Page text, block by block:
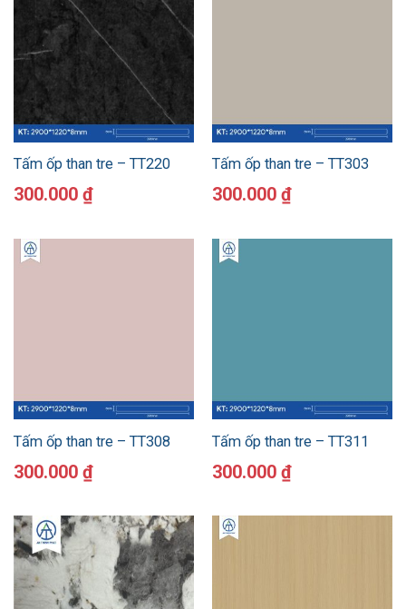
Tấm ốp than tre – TT220
300.000 ₫
Tấm ốp than tre – TT303
300.000 ₫
Tấm ốp than tre – TT308
300.000 ₫
Tấm ốp than tre – TT311
300.000 ₫